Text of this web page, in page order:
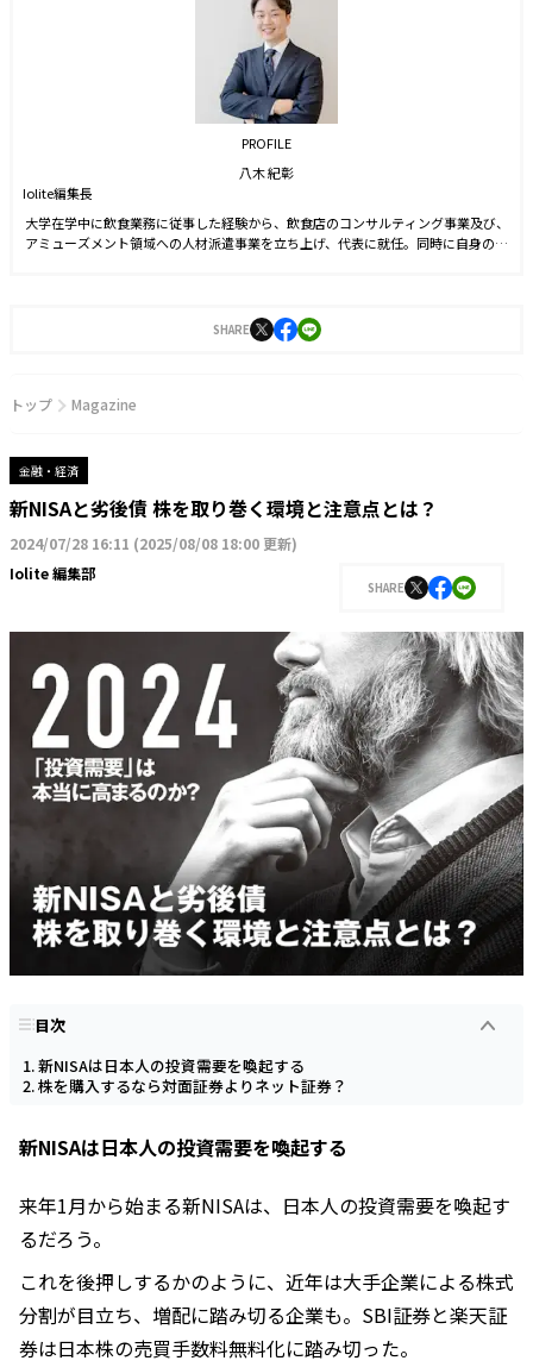
PROFILE
八木 紀彰
Iolite編集長
大学在学中に飲食業務に従事した経験から、飲食店のコンサルティング事業及び、
アミューズメント領域への人材派遣事業を立ち上げ、代表に就任。同時に自身のブ
刊。
SHARE
トップ Magazine
金融・経済
新NISAと劣後債 株を取り巻く環境と注意点とは？
2024/07/28 16:11 (2025/08/08 18:00 更新)
Iolite 編集部
SHARE
目次
新NISAは日本人の投資需要を喚起する
株を購入するなら対面証券よりネット証券？
新NISAは日本人の投資需要を喚起する
来年1月から始まる新NISAは、日本人の投資需要を喚起す
るだろう。
これを後押しするかのように、近年は大手企業による株式
分割が目立ち、増配に踏み切る企業も。SBI証券と楽天証
券は日本株の売買手数料無料化に踏み切った。